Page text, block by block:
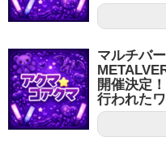
マルチバ
開催決定
行われた